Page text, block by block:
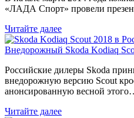
«ЛАДА Спорт» провели
Читайте далее
Внедорожный Skoda Kodiaq
Российские дилеры Skoda
внедорожную версию Scout
анонсированную весной
Читайте далее